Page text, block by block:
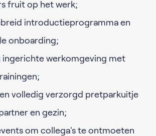
fruit op het werk;
introductieprogramma en
onboarding;
ingerichte werkomgeving met
volledig verzorgd pretparkuitje
en gezin;
om collega's te ontmoeten